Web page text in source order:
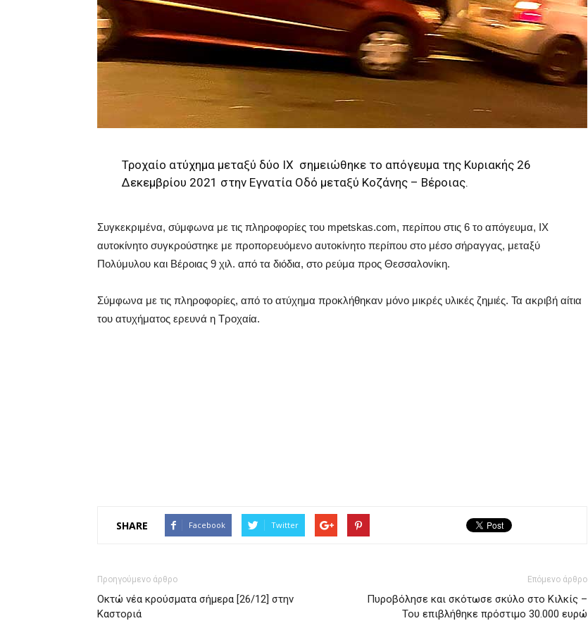
Τροχαίο ατύχημα μεταξύ δύο ΙΧ σημειώθηκε το απόγευμα της Κυριακής 26
Δεκεμβρίου 2021 στην Εγνατία Οδό μεταξύ Κοζάνης – Βέροιας.
Συγκεκριμένα, σύμφωνα με τις πληροφορίες του mpetskas.com, περίπου στις 6 το απόγευμα, ΙΧ
αυτοκίνητο συγκρούστηκε με προπορευόμενο αυτοκίνητο περίπου στο μέσο σήραγγας, μεταξύ
Πολύμυλου και Βέροιας 9 χιλ. από τα διόδια, στο ρεύμα προς Θεσσαλονίκη.
Σύμφωνα με τις πληροφορίες, από το ατύχημα προκλήθηκαν μόνο μικρές υλικές ζημιές. Τα ακριβή αίτια
του ατυχήματος ερευνά η Τροχαία.
SHARE Facebook Twitter
Προηγούμενο άρθρο
Οκτώ νέα κρούσματα σήμερα [26/12] στην
Καστοριά
Επόμενο άρθρο
Πυροβόλησε και σκότωσε σκύλο στο Κιλκίς –
Του επιβλήθηκε πρόστιμο 30.000 ευρώ